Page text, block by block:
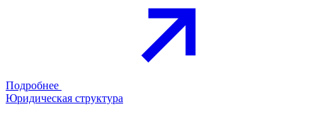
Подробнее
Юридическая структура